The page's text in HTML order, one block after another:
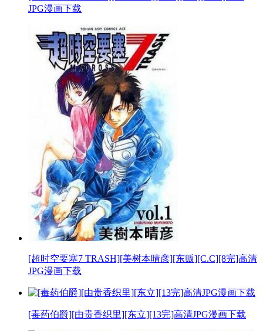
JPG漫画下载
[超时空要塞7 TRASH][美树本晴彦][东贩][C.C][8完]高清
JPG漫画下载
[毒药伯爵][由贵香织里][东立][13完]高清JPG漫画下载